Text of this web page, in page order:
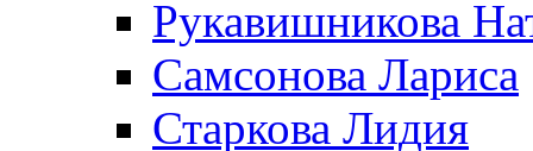
Рукавишникова
Самсонова Лариса
Старкова Лидия